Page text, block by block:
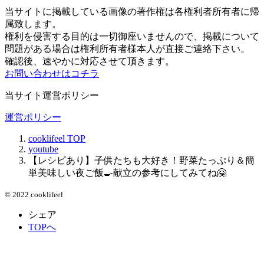
当サイトに掲載している画像の著作権は各権利者所有者に帰
属致します。
権利を侵害する目的は一切御座いませんので、掲載について
問題がある場合は権利所有者様本人が直接ご連絡下さい。
確認後、速やかに対応させて頂きます。
お問い合わせはコチラ
当サイト運営ポリシー
運営ポリシー
cooklifeel TOP
youtube
【レシピあり】子供たちも大好き！野菜たっぷり＆簡
単美味しい夜ご飯🍳献立の参考にしてみてね🤗
© 2022 cooklifeel
シェア
TOPへ